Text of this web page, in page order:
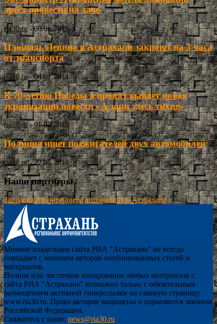
арест провести на даче
ria30.ru - 08.06.2015
Площадь Ленина в Астрахани закроют на 3 часа
от транспорта
ria30.ru - 04.01.2014
К 70-летию Победы в прокат выйдет новая
экранизации повести «А зори здесь тихие»
ria30.ru - 01.02.2015
Полиция ищет поджигателей двух автомобилей
ria30.ru - 22.05.2013
Наши партнёры
Заправка кондиционера автомобиля в Астрахани
Мнение владельцев сайта РИА "Астрахань" не всегда
совпадает с мнением авторов опубликованных статей и
материалов.
Полное или частичное копирование любых материалов с
сайта РИА "Астрахань" возможно только с обязательным
размещением активной гиперссылки на главную страницу
www.ria30.ru. Права авторов защищены и охраняются законом
Российской Федерации.
Свяжитесь с нами: news@ria30.ru